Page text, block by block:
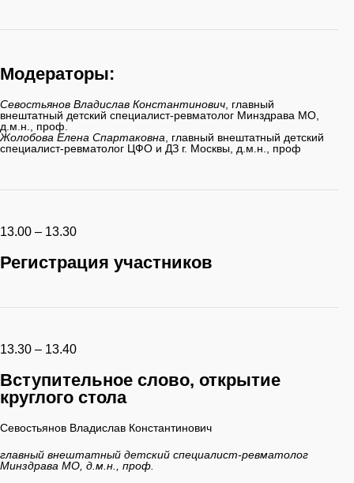
Модераторы:
Севостьянов Владислав Константинович , главный
внештатный детский специалист-ревматолог Минздрава МО,
д.м.н., проф.
Жолобова Елена Спартаковна , главный внештатный детский
специалист-ревматолог ЦФО и ДЗ г. Москвы, д.м.н., проф
13.00 – 13.30
Регистрация участников
13.30 – 13.40
Вступительное слово, открытие
круглого стола
Севостьянов Владислав Константинович
главный внештатный детский специалист-ревматолог
Минздрава МО, д.м.н., проф.